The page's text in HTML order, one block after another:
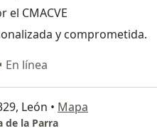
el CMACVE
y comprometida.
En línea
León • Mapa
de la Parra